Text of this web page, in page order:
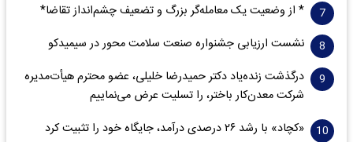
* از وضعیت یک معامله‌گر بزرگ و تضعیف چشم‌انداز تقاضا*
نشست ارزیابی جشنواره صنعت سلامت‌ محور در سیمیدکو
درگذشت زنده‌یاد دکتر حمیدرضا خلیلی، عضو محترم هیأت‌مدیره
شرکت معدن‌کار باختر، را تسلیت عرض می‌نماییم
«کچاد» با رشد ۲۶ درصدی درآمد، جایگاه خود را تثبیت کرد